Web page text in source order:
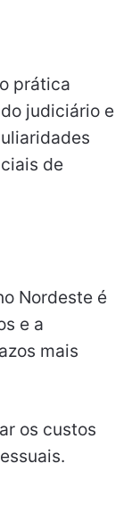
prática
judiciário e
de
Nordeste é
e a
mais
os custos